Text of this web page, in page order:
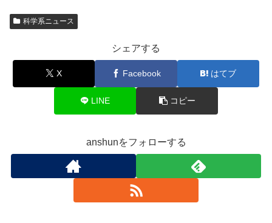
科学系ニュース
シェアする
X Facebook はてブ
LINE コピー
anshunをフォローする